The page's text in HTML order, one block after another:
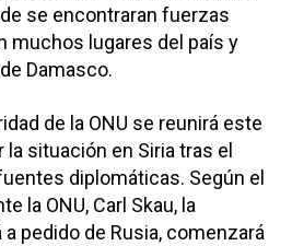
se encontraran fuerzas
muchos lugares del país y
Damasco.
de la ONU se reunirá este
la situación en Siria tras el
diplomáticas. Según el
la ONU, Carl Skau, la
pedido de Rusia, comenzará